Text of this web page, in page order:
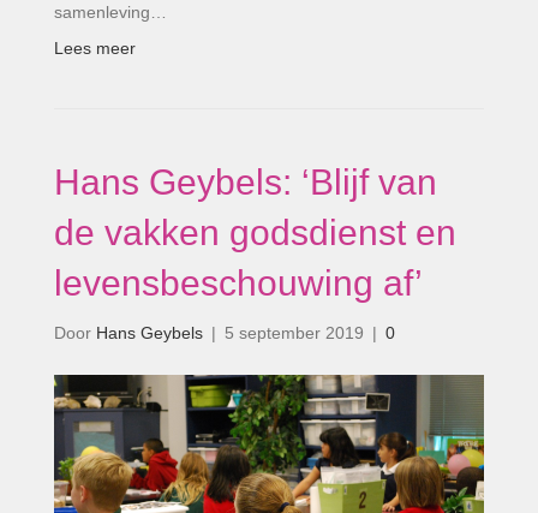
samenleving…
Lees meer
Hans Geybels: ‘Blijf van
de vakken godsdienst en
levensbeschouwing af’
Door Hans Geybels | 5 september 2019 | 0